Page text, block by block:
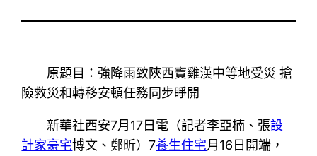
原題目：強降雨致陜西寶雞漢中等地受災 搶
險救災和轉移安頓任務同步睜開
新華社西安7月17日電（記者李亞楠、張設
計家豪宅博文、鄭昕）7養生住宅月16日開端，